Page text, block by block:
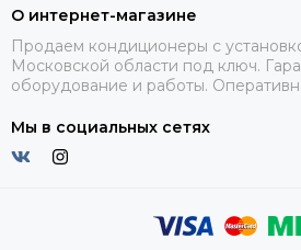
О интернет-магазине
Продаем кондиционеры с
Московской области под ключ.
оборудование и работы.
Мы в социальных сетях